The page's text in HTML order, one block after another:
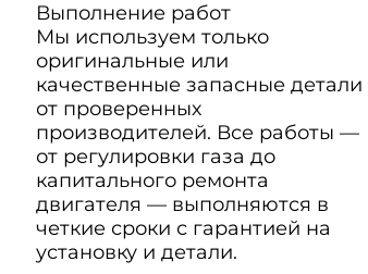
Выполнение работ
Мы используем только
оригинальные или
качественные запасные детали
от проверенных
производителей. Все работы —
от регулировки газа до
капитального ремонта
двигателя — выполняются в
четкие сроки с гарантией на
установку и детали.